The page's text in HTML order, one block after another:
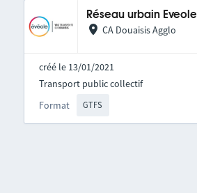
Réseau urbain Eveole
CA Douaisis Agglo
créé le 13/01/2021
Format GTFS
Transport public collectif